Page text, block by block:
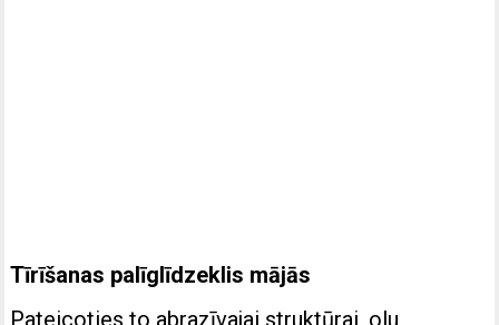
Tīrīšanas palīglīdzeklis mājās
Pateicoties to abrazīvajai struktūrai, olu